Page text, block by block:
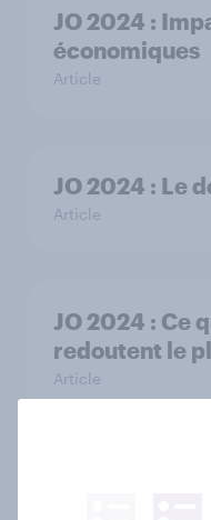
JO 2024 :
économiques
Article
JO 2024 : Le
Article
JO 2024 : Ce
redoutent le
Article
PR & Social
Summer 2024